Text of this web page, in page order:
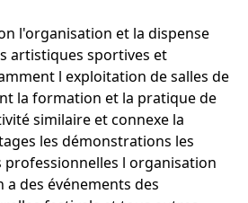
l'organisation et la dispense
artistiques sportives et
l exploitation de salles de
la formation et la pratique de
similaire et connexe la
les démonstrations les
l organisation
des événements des